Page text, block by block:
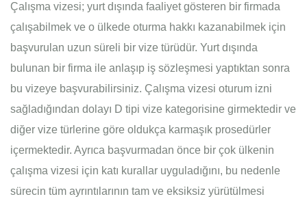
Çalışma vizesi; yurt dışında faaliyet gösteren bir firmada
çalışabilmek ve o ülkede oturma hakkı kazanabilmek için
başvurulan uzun süreli bir vize türüdür. Yurt dışında
bulunan bir firma ile anlaşıp iş sözleşmesi yaptıktan sonra
bu vizeye başvurabilirsiniz. Çalışma vizesi oturum izni
sağladığından dolayı D tipi vize kategorisine girmektedir ve
diğer vize türlerine göre oldukça karmaşık prosedürler
içermektedir. Ayrıca başvurmadan önce bir çok ülkenin
çalışma vizesi için katı kurallar uyguladığını, bu nedenle
sürecin tüm ayrıntılarının tam ve eksiksiz yürütülmesi